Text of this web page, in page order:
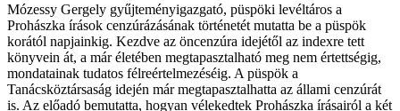
Mózessy Gergely gyűjteményigazgató, püspöki levéltáros a
Prohászka írások cenzúrázásának történetét mutatta be a püspök
korától napjainkig. Kezdve az öncenzúra idejétől az indexre tett
könyvein át, a már életében megtapasztalható meg nem értettségig,
mondatainak tudatos félreértelmezéséig. A püspök a
Tanácsköztársaság idején már megtapasztalhatta az állami cenzúrát
is. Az előadó bemutatta, hogyan vélekedtek Prohászka írásairól a két